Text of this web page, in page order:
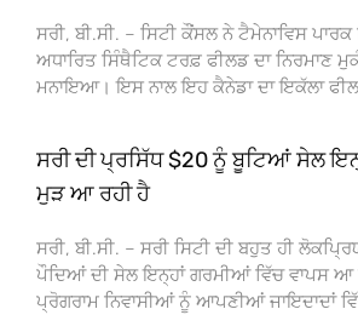
ਸਰੀ, ਬੀ.ਸੀ. – ਸਿਟੀ ਕੌਂਸਲ ਨੇ ਟੈਮੇਨਾਵਿਸ ਪਾਰਕ
ਅਧਾਰਿਤ ਸਿੰਥੈਟਿਕ ਟਰਫ਼ ਫੀਲਡ ਦਾ ਨਿਰਮਾਣ
ਮਨਾਇਆ। ਇਸ ਨਾਲ ਇਹ ਕੈਨੇਡਾ ਦਾ ਇਕੱਲਾ
ਸਰੀ ਦੀ ਪ੍ਰਸਿੱਧ $20 ਨੂੰ ਬੂਟਿਆਂ ਸੇਲ
ਮੁੜ ਆ ਰਹੀ ਹੈ
ਸਰੀ, ਬੀ.ਸੀ. – ਸਰੀ ਸਿਟੀ ਦੀ ਬਹੁਤ ਹੀ
ਪੌਦਿਆਂ ਦੀ ਸੇਲ ਇਨ੍ਹਾਂ ਗਰਮੀਆਂ ਵਿੱਚ ਵਾਪਸ ਆ
ਪ੍ਰੋਗਰਾਮ ਨਿਵਾਸੀਆਂ ਨੂੰ ਆਪਣੀਆਂ ਜਾਇਦਾਦਾਂ